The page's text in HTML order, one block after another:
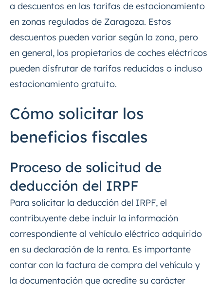
a descuentos en las tarifas de estacionamiento
en zonas reguladas de Zaragoza. Estos
descuentos pueden variar según la zona, pero
en general, los propietarios de coches eléctricos
pueden disfrutar de tarifas reducidas o incluso
estacionamiento gratuito.
Cómo solicitar los
beneficios fiscales
Proceso de solicitud de
deducción del IRPF
Para solicitar la deducción del IRPF, el
contribuyente debe incluir la información
correspondiente al vehículo eléctrico adquirido
en su declaración de la renta. Es importante
contar con la factura de compra del vehículo y
la documentación que acredite su carácter